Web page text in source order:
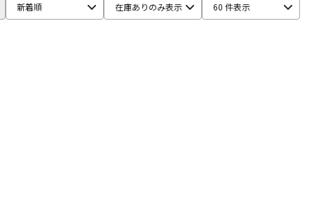
新着順 在庫ありのみ表示 60 件表示